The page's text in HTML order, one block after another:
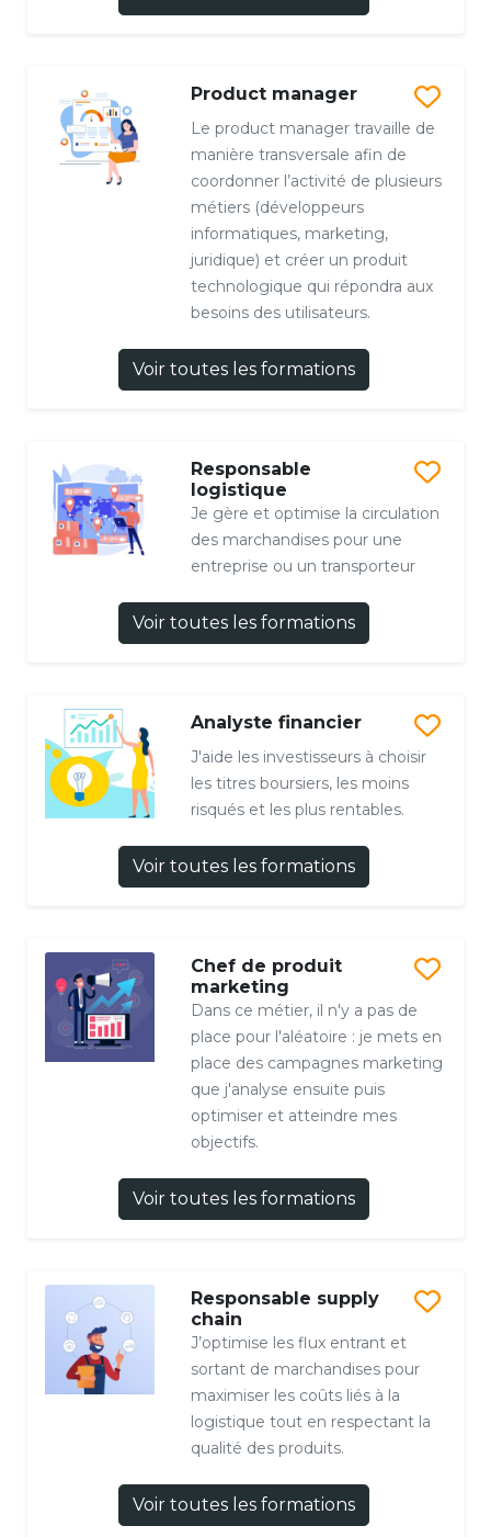
Product manager
Le product manager travaille de
manière transversale afin de
coordonner l’activité de plusieurs
métiers (développeurs
informatiques, marketing,
juridique) et créer un produit
technologique qui répondra aux
besoins des utilisateurs.
Voir toutes les formations
Responsable
logistique
Je gère et optimise la circulation
des marchandises pour une
entreprise ou un transporteur
Voir toutes les formations
Analyste financier
J'aide les investisseurs à choisir
les titres boursiers, les moins
risqués et les plus rentables.
Voir toutes les formations
Chef de produit
marketing
Dans ce métier, il n'y a pas de
place pour l'aléatoire : je mets en
place des campagnes marketing
que j'analyse ensuite puis
optimiser et atteindre mes
objectifs.
Voir toutes les formations
Responsable supply
chain
J’optimise les flux entrant et
sortant de marchandises pour
maximiser les coûts liés à la
logistique tout en respectant la
qualité des produits.
Voir toutes les formations